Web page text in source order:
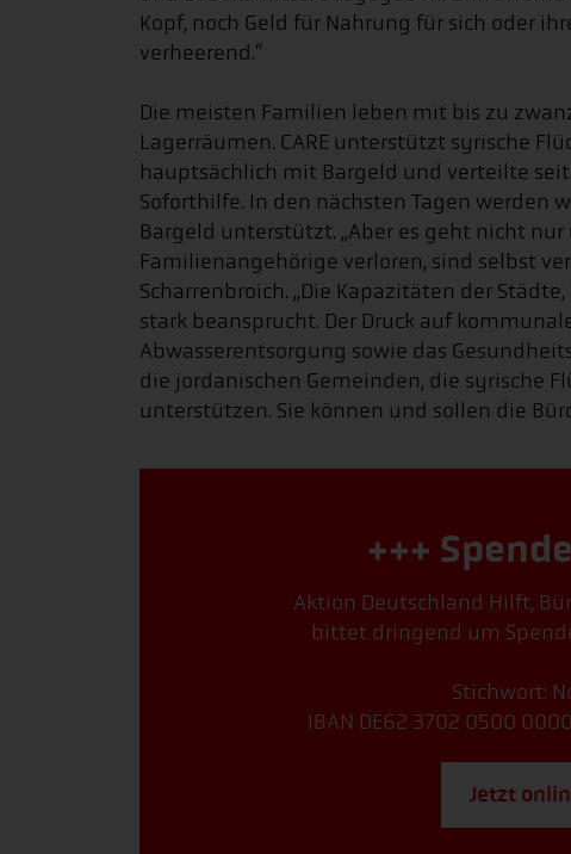
Kopf, noch Geld für Nahrung für sich oder
verheerend.“
Die meisten Familien leben mit bis zu
Lagerräumen. CARE unterstützt syrische
hauptsächlich mit Bargeld und verteilte
Soforthilfe. In den nächsten Tagen werden
Bargeld unterstützt. „Aber es geht nicht
Familienangehörige verloren, sind selbst
Scharrenbroich. „Die Kapazitäten der
stark beansprucht. Der Druck auf
Abwasserentsorgung sowie das
die jordanischen Gemeinden, die syrische
unterstützen. Sie können und sollen die
+++
Aktion Deutschland Hilft,
bittet dringend um
Stichwort:
IBAN DE62 3702 0500
Jetzt